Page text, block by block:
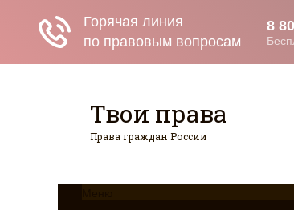
Твои права
Права граждан России